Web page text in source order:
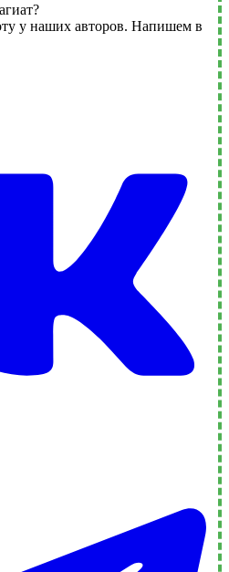
у наших авторов. Напишем в